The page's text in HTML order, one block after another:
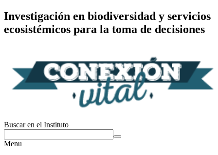
Investigación en biodiversidad y servicios
ecosistémicos para la toma de decisiones
Buscar en el Instituto
Menu